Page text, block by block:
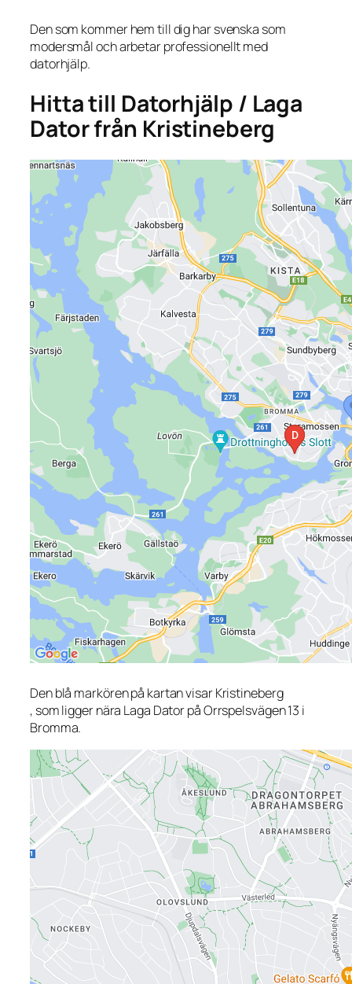
Den som kommer hem till dig har svenska som
modersmål och arbetar professionellt med
datorhjälp.
Hitta till Datorhjälp / Laga
Dator från Kristineberg
Den blå markören på kartan visar Kristineberg
, som ligger nära Laga Dator på Orrspelsvägen 13 i
Bromma.